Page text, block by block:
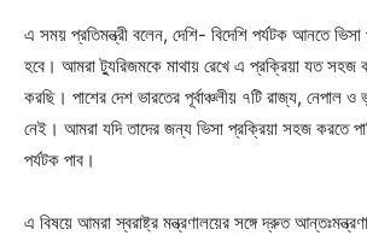
এ সময় প্রতিমন্ত্রী বলেন, দেশি- বিদেশি পর্যটক আনতে
হবে। আমরা ট্যুরিজমকে মাথায় রেখে এ প্রক্রিয়া যত সহজ
করছি। পাশের দেশ ভারতের পূর্বাঞ্চলীয় ৭টি রাজ্য, নেপাল
নেই। আমরা যদি তাদের জন্য ভিসা প্রক্রিয়া সহজ করতে
পর্যটক পাব।
এ বিষয়ে আমরা স্বরাষ্ট্র মন্ত্রণালয়ের সঙ্গে দ্রুত